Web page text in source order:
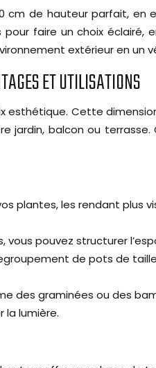
de hauteur parfait, en
faire un choix
extérieur en un
ET UTILISATIONS
esthétique. Cette
balcon ou
plantes, les rendant plus
pouvez structurer
de pots de
des graminées ou des
la lumière.